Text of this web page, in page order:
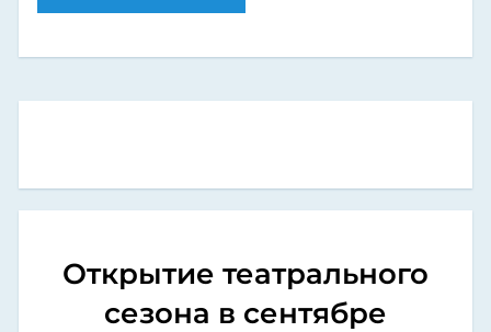
Открытие театрального
сезона в сентябре